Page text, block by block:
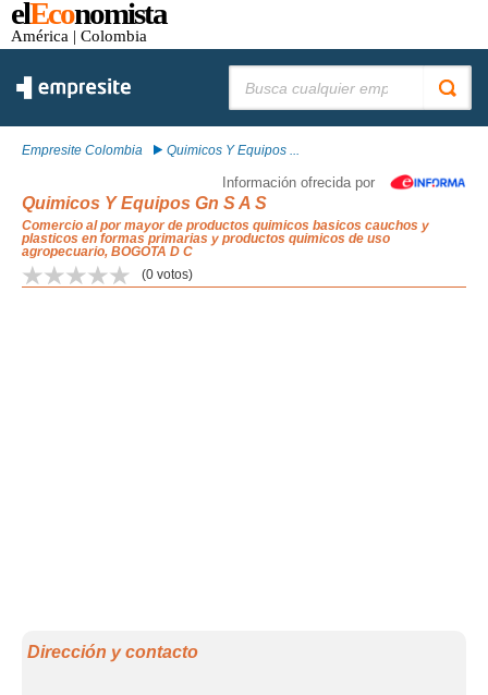
elEconomista
América | Colombia
Empresite Colombia Quimicos Y Equipos ...
Información ofrecida por
Quimicos Y Equipos Gn S A S
Comercio al por mayor de productos quimicos basicos cauchos y
plasticos en formas primarias y productos quimicos de uso
agropecuario, BOGOTA D C
(0 votos)
Dirección y contacto